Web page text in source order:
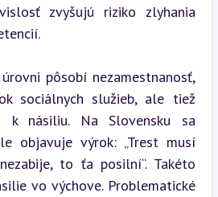
zvyšujú riziko zlyhania
pôsobí nezamestnanosť,
sociálnych služieb, ale tiež
k násiliu. Na Slovensku sa
objavuje výrok: „Trest musí
to ťa posilní“. Takéto
vo výchove. Problematické